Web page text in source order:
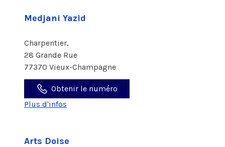
Medjani Yazid
Charpentier,
28 Grande Rue
77370 Vieux-Champagne
Obtenir le numéro
Plus d'infos
Arts Doise